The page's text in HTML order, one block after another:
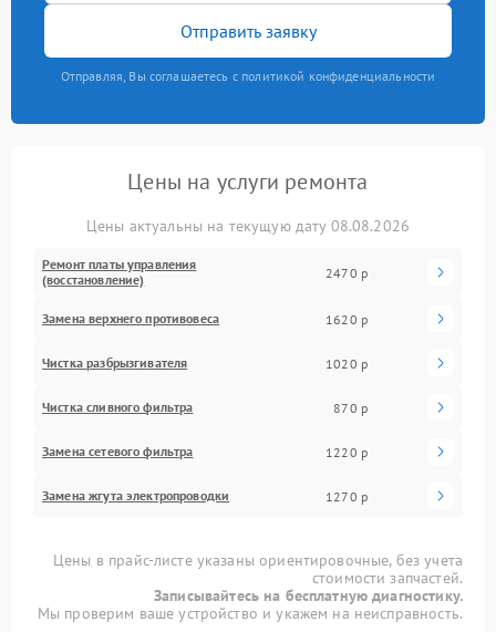
Отправить заявку
Отправляя, Вы соглашаетесь с политикой конфиденциальности
Цены на услуги ремонта
Цены актуальны на текущую дату 08.08.2026
Ремонт платы управления
(восстановление)
2470 р
Замена верхнего противовеса 1620 р
Чистка разбрызгивателя 1020 р
Чистка сливного фильтра 870 р
Замена сетевого фильтра 1220 р
Замена жгута электропроводки 1270 р
Цены в прайс-листе указаны ориентировочные, без учета
стоимости запчастей.
Записывайтесь на бесплатную диагностику.
Мы проверим ваше устройство и укажем на неисправность.